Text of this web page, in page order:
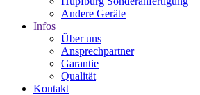
Andere Geräte
Infos
Über uns
Ansprechpartner
Garantie
Qualität
Kontakt